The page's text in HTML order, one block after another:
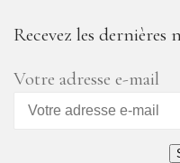
Recevez les dernières
Votre adresse e-mail